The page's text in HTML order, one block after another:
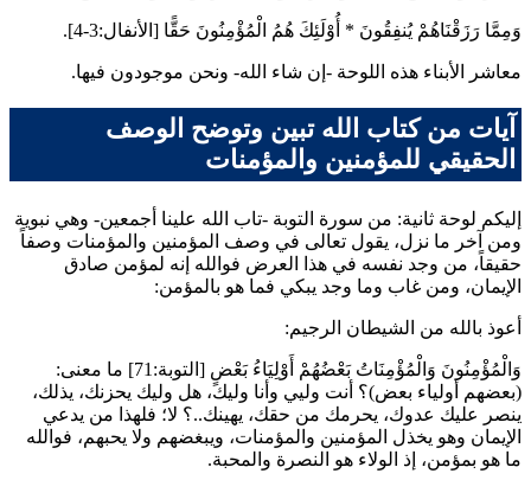
وَمِمَّا رَزَقْنَاهُمْ يُنفِقُونَ * أُوْلَئِكَ هُمُ الْمُؤْمِنُونَ حَقًّا [الأنفال:3-4].
معاشر الأبناء هذه اللوحة -إن شاء الله- ونحن موجودون فيها.
آيات من كتاب الله تبين وتوضح الوصف
الحقيقي للمؤمنين والمؤمنات
إليكم لوحة ثانية: من سورة التوبة -تاب الله علينا أجمعين- وهي نبوية
ومن آخر ما نزل، يقول تعالى في وصف المؤمنين والمؤمنات وصفاً
حقيقاً، من وجد نفسه في هذا العرض فوالله إنه لمؤمن صادق
الإيمان، ومن غاب وما وجد يبكي فما هو بالمؤمن:
أعوذ بالله من الشيطان الرجيم:
وَالْمُؤْمِنُونَ وَالْمُؤْمِنَاتُ بَعْضُهُمْ أَوْلِيَاءُ بَعْضٍ
[التوبة:71] ما معنى:
(بعضهم أولياء بعض)؟ أنت وليي وأنا وليك، هل وليك يحزنك، يذلك،
ينصر عليك عدوك، يحرمك من حقك، يهينك..؟ لا؛ فلهذا من يدعي
الإيمان وهو يخذل المؤمنين والمؤمنات، ويبغضهم ولا يحبهم، فوالله
ما هو بمؤمن، إذ الولاء هو النصرة والمحبة.